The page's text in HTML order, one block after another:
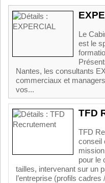
Le
est le
Nantes, les consultants
commerciaux et
vos...
TFD
TFD
conseil
pour le
tailles, intervenant sur un
l’entreprise (profils